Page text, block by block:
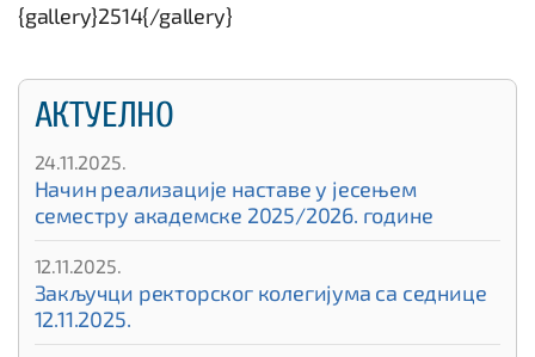
{gallery}2514{/gallery}
АКТУЕЛНО
24.11.2025.
Начин реализације наставе у јесењем
семестру академске 2025/2026. године
12.11.2025.
Закључци ректорског колегијума са седнице
12.11.2025.